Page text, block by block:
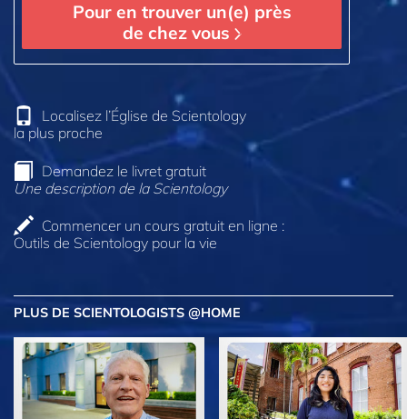
Pour en trouver un(e) près
de chez vous
Localisez l’Église de Scientology
la plus proche
Demandez le livret gratuit
Une description de la Scientology
Commencer un cours gratuit en ligne :
Outils de Scientology pour la vie
PLUS DE SCIENTOLOGISTS @HOME